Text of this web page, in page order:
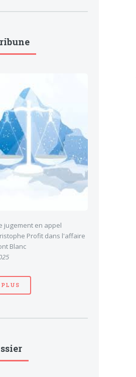
jugement en appel
Profit dans l'affaire
Blanc
PLUS